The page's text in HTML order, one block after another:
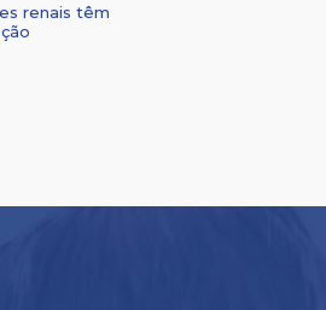
renais têm